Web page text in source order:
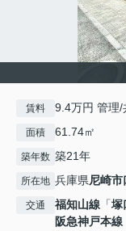
賃料 9.4万円 管理/
面積 61.74㎡
築年数 築21年
所在地 兵庫県尼崎市
交通 福知山線 「塚
阪急神戸本線